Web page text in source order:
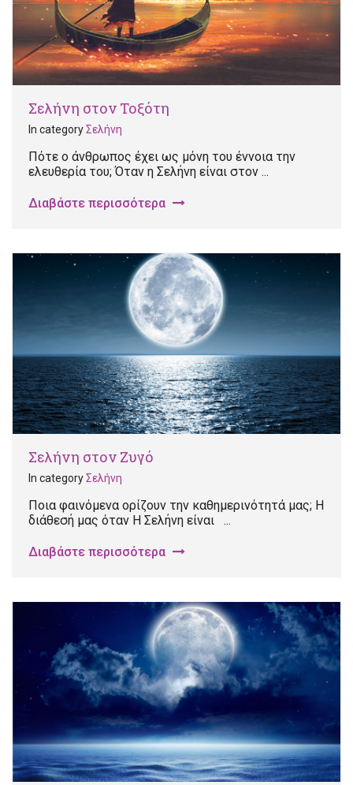
Σελήνη στον Τοξότη
In categoryΣελήνη
Πότε ο άνθρωπος έχει ως μόνη του έννοια την
ελευθερία του; Όταν η Σελήνη είναι στον ...
Διαβάστε περισσότερα
Σελήνη στον Ζυγό
In categoryΣελήνη
Ποια φαινόμενα ορίζουν την καθημερινότητά μας; Η
διάθεσή μας όταν Η Σελήνη είναι ...
Διαβάστε περισσότερα